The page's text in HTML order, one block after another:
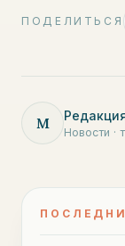
ПОДЕЛИТЬСЯ
М Новости ·